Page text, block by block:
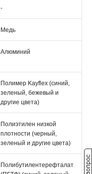
-
Медь
Алюминий
Полимер Kayflex (синий,
зеленый, бежевый и
другие цвета)
Полиэтилен низкой
плотности (черный,
зеленый и другие цвета)
Полибутилентерефталат